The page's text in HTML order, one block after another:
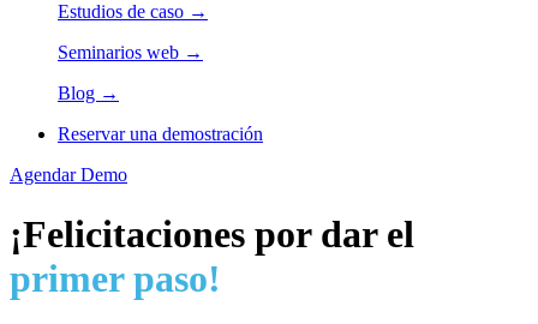
Estudios de caso →
Seminarios web →
Blog →
Reservar una demostración
Agendar Demo
¡Felicitaciones por dar el
primer paso!